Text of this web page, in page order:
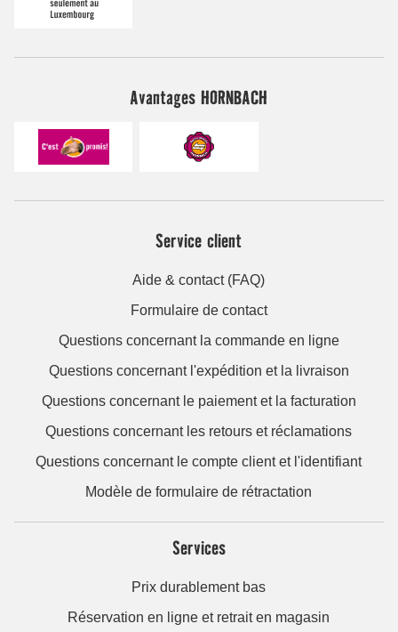
Avantages HORNBACH
Service client
Aide & contact (FAQ)
Formulaire de contact
Questions concernant la commande en ligne
Questions concernant l'expédition et la livraison
Questions concernant le paiement et la facturation
Questions concernant les retours et réclamations
Questions concernant le compte client et l'identifiant
Modèle de formulaire de rétractation
Services
Prix durablement bas
Réservation en ligne et retrait en magasin